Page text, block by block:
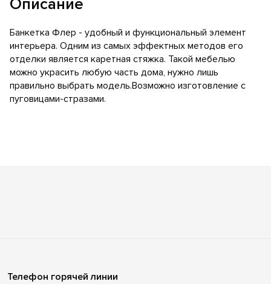
Описание
Банкетка Флер - удобный и функциональный элемент
интерьера. Одним из самых эффектных методов его
отделки является каретная стяжка. Такой мебелью
можно украсить любую часть дома, нужно лишь
правильно выбрать модель.Возможно изготовление с
пуговицами-стразами.
Телефон горячей линии